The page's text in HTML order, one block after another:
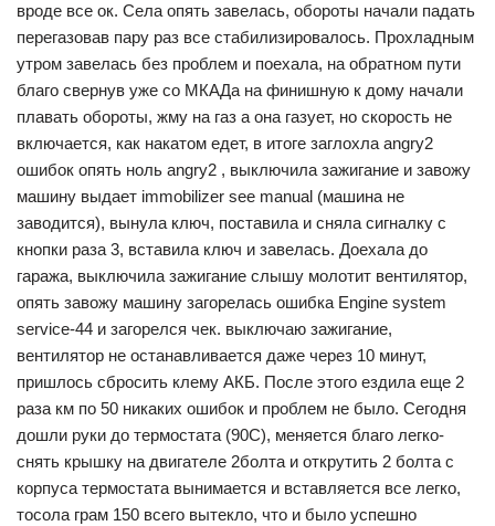
вроде все ок. Села опять завелась, обороты начали падать
перегазовав пару раз все стабилизировалось. Прохладным
утром завелась без проблем и поехала, на обратном пути
благо свернув уже со МКАДа на финишную к дому начали
плавать обороты, жму на газ а она газует, но скорость не
включается, как накатом едет, в итоге заглохла angry2
ошибок опять ноль angry2 , выключила зажигание и завожу
машину выдает immobilizer see manual (машина не
заводится), вынула ключ, поставила и сняла сигналку с
кнопки раза 3, вставила ключ и завелась. Доехала до
гаража, выключила зажигание слышу молотит вентилятор,
опять завожу машину загорелась ошибка Engine system
service-44 и загорелся чек. выключаю зажигание,
вентилятор не останавливается даже через 10 минут,
пришлось сбросить клему АКБ. После этого ездила еще 2
раза км по 50 никаких ошибок и проблем не было. Сегодня
дошли руки до термостата (90С), меняется благо легко-
снять крышку на двигателе 2болта и открутить 2 болта с
корпуса термостата вынимается и вставляется все легко,
тосола грам 150 всего вытекло, что и было успешно